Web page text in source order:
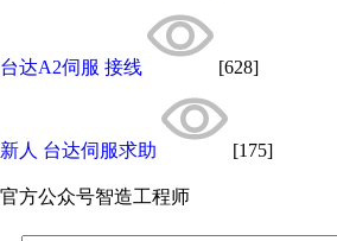
台达A2伺服 接线 [628]
新人 台达伺服求助 [175]
官方公众号智造工程师